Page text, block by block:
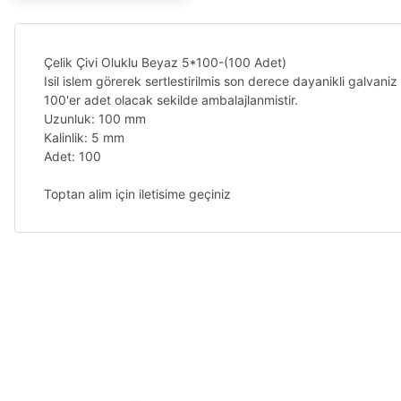
Çelik Çivi Oluklu Beyaz 5*100-(100 Adet)
Isil islem görerek sertlestirilmis son derece dayanikli
100'er adet olacak sekilde ambalajlanmistir.
Uzunluk: 100 mm
Kalinlik: 5 mm
Adet: 100
Toptan alim için iletisime geçiniz